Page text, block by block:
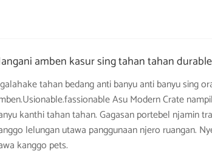
amben kasur sing tahan tahan durable
tahan bedang anti banyu anti banyu sing
Asu Modern Crate
kanthi tahan tahan. Gagasan portebel njamin
lelungan utawa panggunaan njero ruangan.
kanggo pets.